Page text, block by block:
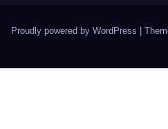
Proudly powered by WordPress